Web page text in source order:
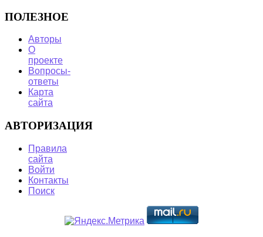
ПОЛЕЗНОЕ
Авторы
О
проекте
Вопросы-
ответы
Карта
сайта
АВТОРИЗАЦИЯ
Правила
сайта
Войти
Контакты
Поиск